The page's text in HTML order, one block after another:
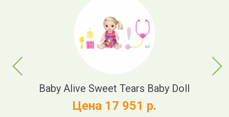
Previous
Baby Alive Sweet Tears Baby Doll
Цена 17 951 р.
Next